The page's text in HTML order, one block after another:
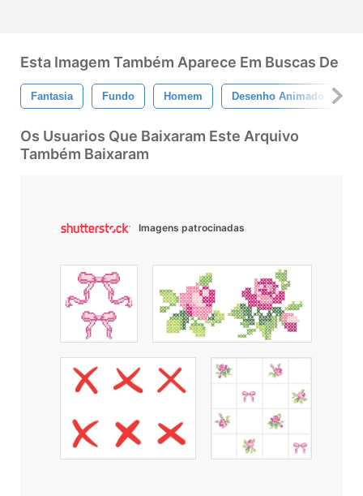
Esta Imagem Também Aparece Em Buscas De
Fantasia Fundo Homem Desenho Animado
Os Usuarios Que Baixaram Este Arquivo
Também Baixaram
Imagens patrocinadas